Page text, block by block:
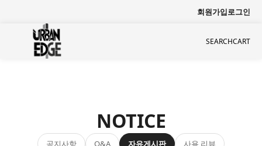
회원가입로그인
SEARCHCART
NOTICE
공지사항 Q&A 자유게시판 사용 리뷰